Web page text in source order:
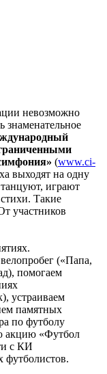
невозможно
знаменательное
(www.ci-
выходят на одну
играют
Такие
участников
(«Папа,
помогаем
устраиваем
памятных
по футболу
акцию «Футбол
с КИ
футболистов.